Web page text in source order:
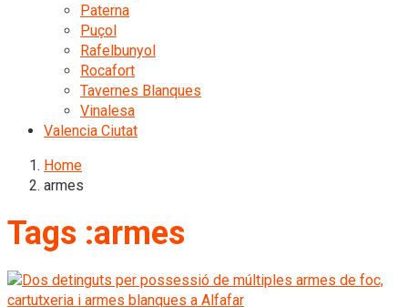
Paterna
Puçol
Rafelbunyol
Rocafort
Tavernes Blanques
Vinalesa
Valencia Ciutat
Home
armes
Tags :armes